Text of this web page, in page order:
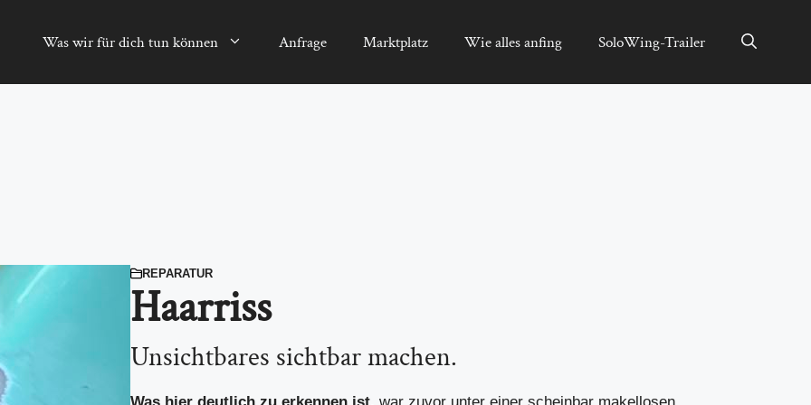
Was wir für dich tun können Anfrage Marktplatz Wie alles anfing SoloWing-Trailer
REPARATUR
Haarriss
Unsichtbares sichtbar machen.